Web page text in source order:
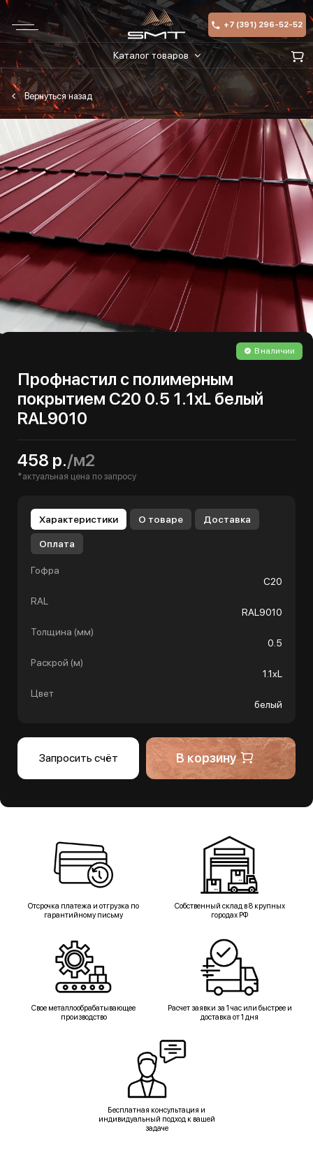
+7 (391) 296-52-52
Каталог товаров
В наличии
Профнастил с полимерным
покрытием С20 0.5 1.1хL белый
RAL9010
458 р./м2
*актуальная цена по запросу
Характеристики О товаре Доставка
Оплата
Гофра
С20
RAL
RAL9010
Толщина (мм)
0.5
Раскрой (м)
1.1хL
Цвет
белый
Запросить счёт В корзину
Отсрочка платежа и отгрузка по
гарантийному письму
Собственный склад в 8 крупных
городах РФ
Свое металлообрабатывающее
производство
Расчет заявки за 1 час или быстрее и
доставка от 1 дня
Бесплатная консультация и
индивидуальный подход к вашей
задаче